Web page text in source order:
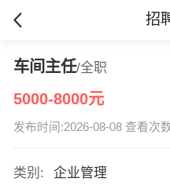
招
车间主任/全职
5000-8000元
发布时间:2026-08-08 查看次
类别:
企业管理